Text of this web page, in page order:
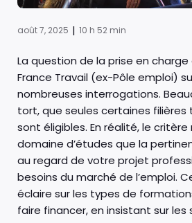
août 7, 2025 | 10 h 52 min
La question de la prise en
France Travail (ex-Pôle emploi)
nombreuses interrogations.
tort, que seules certaines filières
sont éligibles. En réalité, le
domaine d’études que la
au regard de votre projet
besoins du marché de l’emploi.
éclaire sur les types de
faire financer, en insistant sur